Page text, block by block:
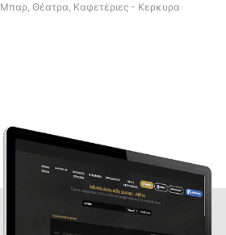
Μπαρ, Θέατρα, Καφετέριες - Κερκυρα